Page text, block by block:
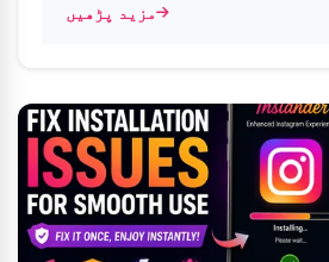
مزید پڑھیں